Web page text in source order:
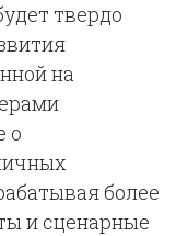
твердо
на
о
более
и сценарные